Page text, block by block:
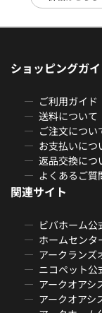
ショッピングガ
ご利用ガイド
送料について
ご注文につい
お支払いにつ
返品交換につ
よくあるご質
関連サイト
ビバホーム公
ホームセンタ
アークランズ
ニコペット公
アークオアシ
アークオアシ